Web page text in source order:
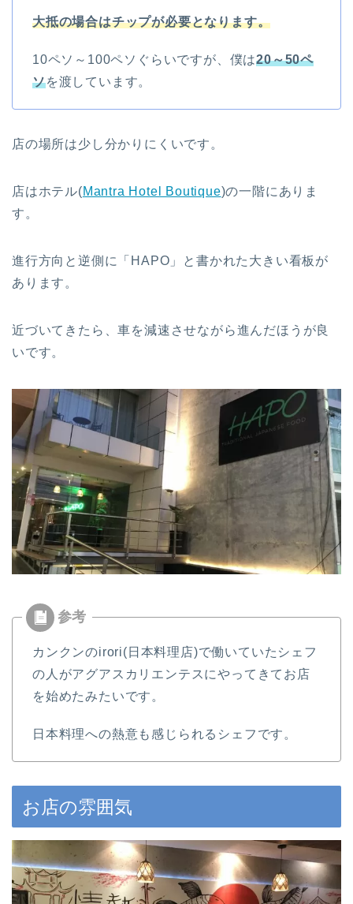
大抵の場合はチップが必要となります。
10ペソ～100ペソぐらいですが、僕は20～50ペ
ソを渡しています。
店の場所は少し分かりにくいです。
店はホテル(Mantra Hotel Boutique)の一階にありま
す。
進行方向と逆側に「HAPO」と書かれた大きい看板が
あります。
近づいてきたら、車を減速させながら進んだほうが良
いです。
カンクンのirori(日本料理店)で働いていたシェフ
の人がアグアスカリエンテスにやってきてお店
を始めたみたいです。
日本料理への熱意も感じられるシェフです。
お店の雰囲気